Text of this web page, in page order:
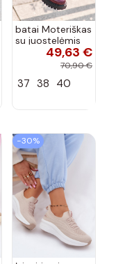
batai Moteriškas
su juostelėmis
su lako efektu
bordo spalvos
49,63 €
70,90 €
37 38 40
−30%